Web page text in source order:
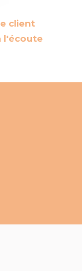
client
l'écoute